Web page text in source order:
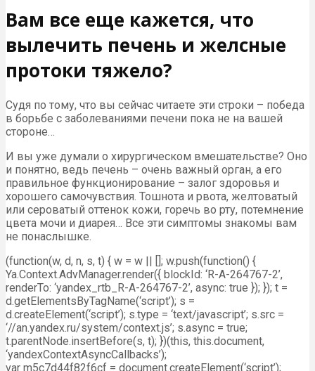
Вам все еще кажется, что
вылечить печень и желсные
протоки тяжело?
Судя по тому, что вы сейчас читаете эти строки – победа
в борьбе с заболеваниями печени пока не на вашей
стороне…
И вы уже думали о хирургическом вмешательстве? Оно
и понятно, ведь печень – очень важный орган, а его
правильное функционирование – залог здоровья и
хорошего самочувствия. Тошнота и рвота, желтоватый
или сероватый оттенок кожи, горечь во рту, потемнение
цвета мочи и диарея… Все эти симптомы знакомы вам
не понаслышке.
(function(w, d, n, s, t) { w = w || []; w.push(function() {
Ya.Context.AdvManager.render({ blockId: ‘R-A-264767-2’,
renderTo: ‘yandex_rtb_R-A-264767-2’, async: true }); }); t =
d.getElementsByTagName(‘script’); s =
d.createElement(‘script’); s.type = ‘text/javascript’; s.src =
‘//an.yandex.ru/system/context.js’; s.async = true;
t.parentNode.insertBefore(s, t); })(this, this.document,
‘yandexContextAsyncCallbacks’);
var m5c7d44f82f6cf = document.createElement(‘script’);